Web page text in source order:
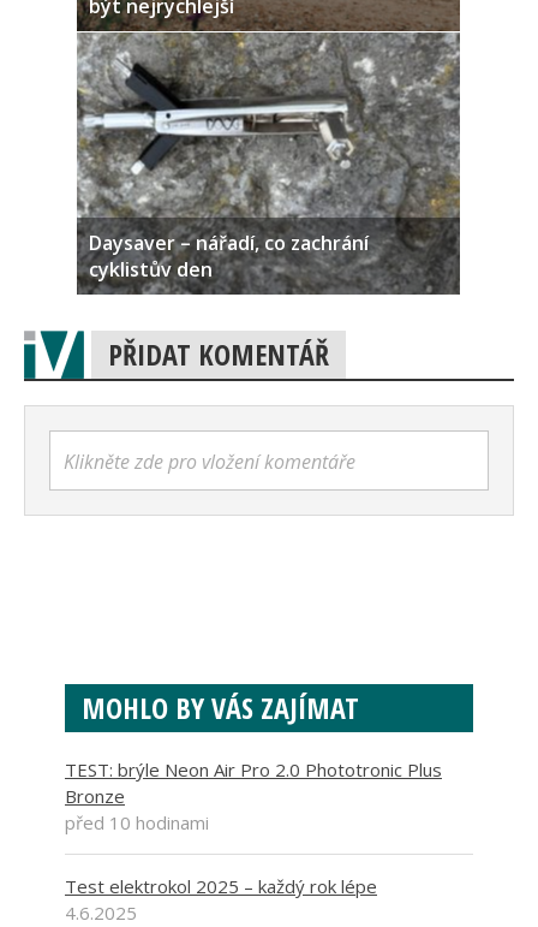
být nejrychlejší
Daysaver – nářadí, co zachrání
cyklistův den
PŘIDAT KOMENTÁŘ
Klikněte zde pro vložení komentáře
MOHLO BY VÁS ZAJÍMAT
TEST: brýle Neon Air Pro 2.0 Phototronic Plus
Bronze
před 10 hodinami
Test elektrokol 2025 – každý rok lépe
4.6.2025